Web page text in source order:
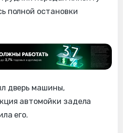
полной остановки
дверь машины,
автомойки задела
его.